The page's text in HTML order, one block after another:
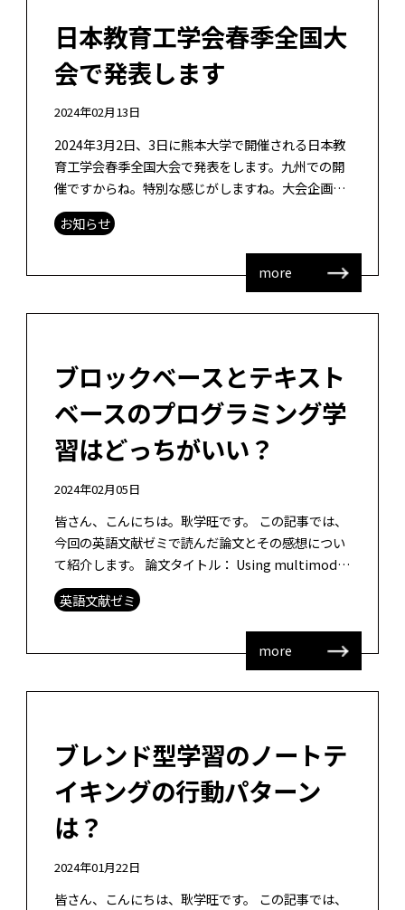
日本教育工学会春季全国大
会で発表します
2024年02月13日
2024年3月2日、3日に熊本大学で開催される日本教
育工学会春季全国大会で発表をします。九州での開
催ですからね。特別な感じがしますね。大会企画委
員会、ならびに熊大のみなさま、お疲れ様です。春
季大会担当の理事をやっていた身 […]
お知らせ
more
ブロックベースとテキスト
ベースのプログラミング学
習はどっちがいい？
2024年02月05日
皆さん、こんにちは。耿学旺です。 この記事では、
今回の英語文献ゼミで読んだ論文とその感想につい
て紹介します。 論文タイトル： Using multimodal
learning analytics to understa […]
英語文献ゼミ
more
ブレンド型学習のノートテ
イキングの行動パターン
は？
2024年01月22日
皆さん、こんにちは、耿学旺です。 この記事では、